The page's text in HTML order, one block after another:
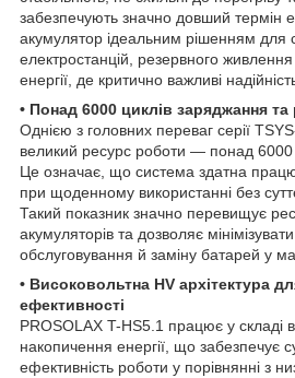
забезпечують значно довший термін
акумулятор ідеальним рішенням для
електростанцій, резервного
енергії, де критично важливі
• Понад 6000 циклів заряджання
Однією з головних переваг серії
великий ресурс роботи — понад 6000
Це означає, що система здатна
при щоденному використанні без
Такий показник значно перевищує
акумуляторів та дозволяє
обслуговування й заміну батарей у
• Високовольтна HV архітектура
ефективності
PROSOLAX T-HS5.1 працює у складі
накопичення енергії, що забезпечує
ефективність роботи у порівнянні з